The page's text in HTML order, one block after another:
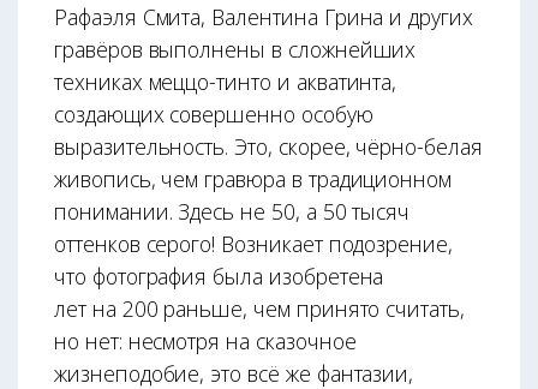
Рафаэля Смита, Валентина Грина и других
гравёров выполнены в сложнейших
техниках меццо-тинто и акватинта,
создающих совершенно особую
выразительность. Это, скорее, чёрно-белая
живопись, чем гравюра в традиционном
понимании. Здесь не 50, а 50 тысяч
оттенков серого! Возникает подозрение,
что фотография была изобретена
лет на 200 раньше, чем принято считать,
но нет: несмотря на сказочное
жизнеподобие, это всё же фантазии,